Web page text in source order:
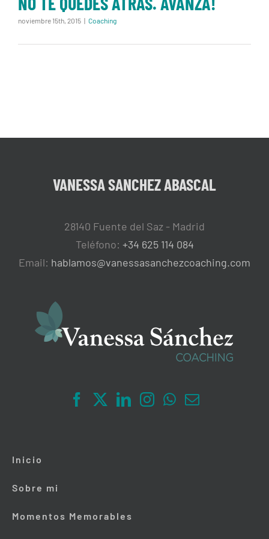
noviembre 15th, 2015 | Coaching
VANESSA SANCHEZ ABASCAL
28140 Fuente del Saz - Madrid
Teléfono: +34 625 114 084
Email: hablamos@vanessasanchezcoaching.com
Inicio
Sobre mi
Momentos Memorables